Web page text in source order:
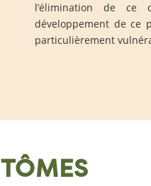
l’élimination de ce
développement de ce
particulièrement